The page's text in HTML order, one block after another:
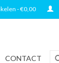
- €0,00
CONTACT